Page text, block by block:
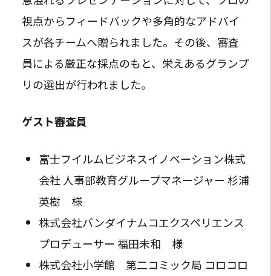
視点からフィードバックや多角的なアドバイ
スが各チームへ贈られました。その後、審査
員による厳正な採点のもと、栄えあるグランプ
リの選出が行われました。
ゲスト審査員
富士フイルムビジネスイノベーション株式
会社 人事部教育グループマネージャー 杉浦
英樹 様
株式会社バンダイナムコエクスペリエンス
プロデューサー 福田未和 様
株式会社小学館 第二コミック局 コロコロ